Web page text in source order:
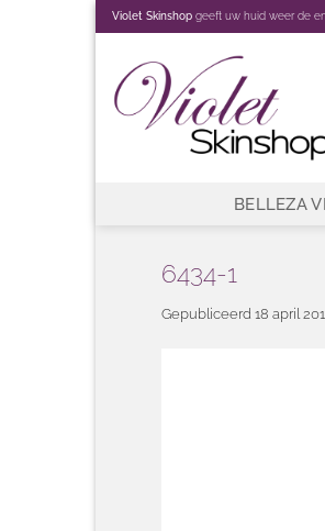
naar
Violet Skinshop geeft uw huid weer de
BELLEZA
6434-1
Gepubliceerd18 april